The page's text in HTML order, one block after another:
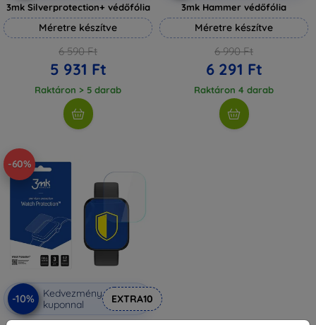
3mk Silverprotection+ védőfólia
Méretre készítve
6 590 Ft
5 931 Ft
Raktáron > 5 darab
3mk Hammer védőfólia
Méretre készítve
6 990 Ft
6 291 Ft
Raktáron 4 darab
-60%
-10%
Kedvezmény
kuponnal
EXTRA10